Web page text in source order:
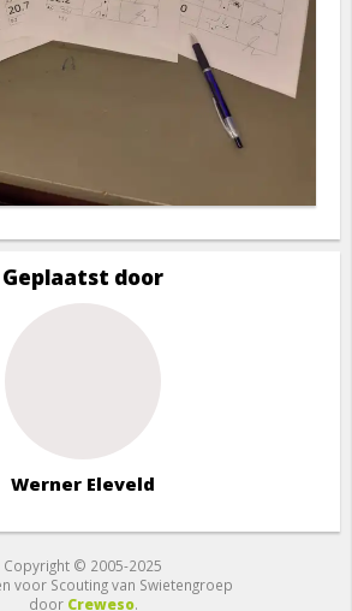
Geplaatst door
Werner Eleveld
Copyright © 2005-2025
voor Scouting van Swietengroep
door Creweso.